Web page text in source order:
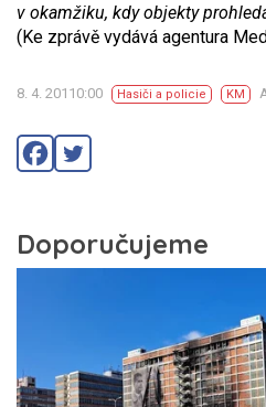
v okamžiku, kdy objekty
(Ke zprávě vydává agentura
8. 4. 20110:00 Hasiči a policie KM